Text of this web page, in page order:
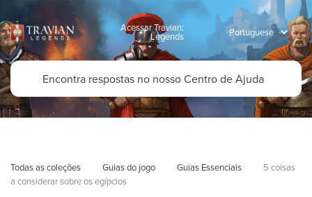
Acessar Travian:
Legends
Todas as coleções Guias do jogo Guias Essenciais
5 coisas
a considerar sobre os egípcios